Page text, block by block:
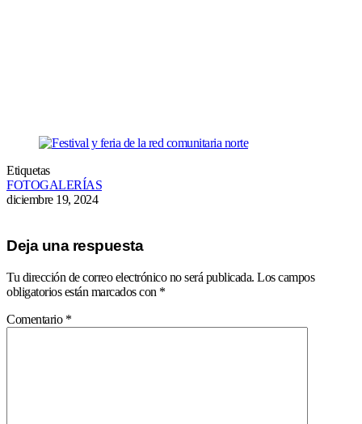
Etiquetas
FOTOGALERÍAS
diciembre 19, 2024
Deja una respuesta
Tu dirección de correo electrónico no será publicada. Los campos
obligatorios están marcados con *
Comentario *